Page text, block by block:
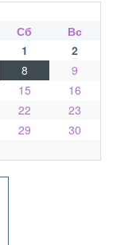
Сб
Вс
1
2
8
9
15
16
22
23
29
30